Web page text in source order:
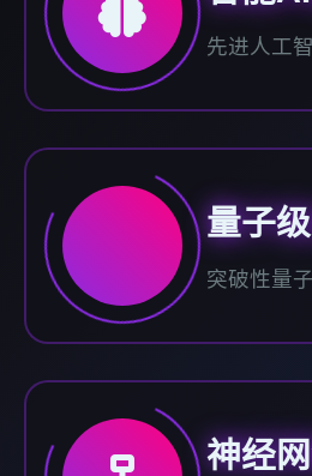
先进人工
量子
突破性量
神经